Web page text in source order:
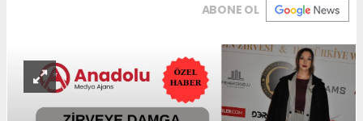
ABONE OL